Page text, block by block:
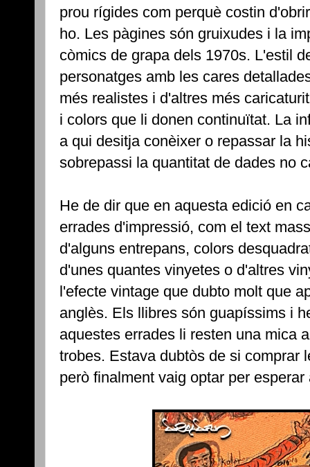
prou rígides com perquè costin
ho. Les pàgines són gruixudes i la
còmics de grapa dels 1970s. L'estil
personatges amb les cares
més realistes i d'altres més
i colors que li donen continuïtat. La
a qui desitja conèixer o repassar la
sobrepassi la quantitat de dades no
He de dir que en aquesta edició en
errades d'impressió, com el text
d'alguns entrepans, colors
d'unes quantes vinyetes o d'altres
l'efecte vintage que dubto molt que
anglès. Els llibres són guapíssims i
aquestes errades li resten una mica
trobes. Estava dubtòs de si comprar
però finalment vaig optar per